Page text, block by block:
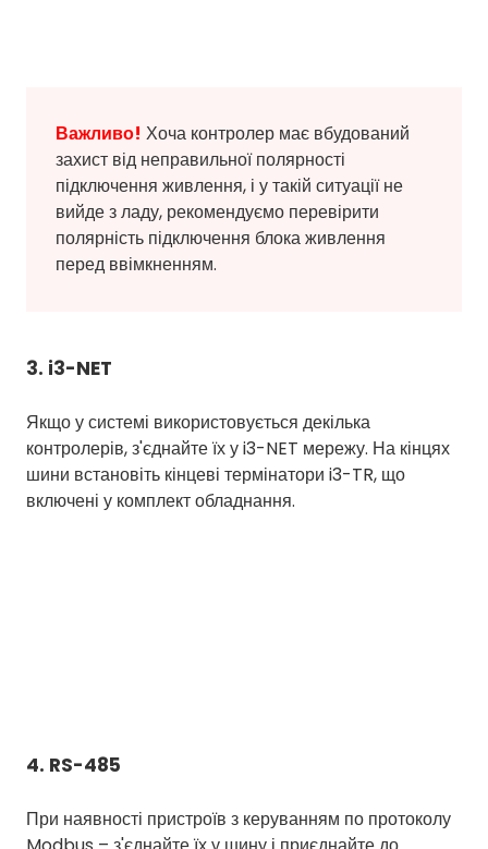
Важливо! Хоча контролер має вбудований
захист від неправильної полярності
підключення живлення, і у такій ситуації не
вийде з ладу, рекомендуємо перевірити
полярність підключення блока живлення
перед ввімкненням.
3. i3-NET
Якщо у системі використовується декілька
контролерів, з'єднайте їх у i3-NET мережу. На кінцях
шини встановіть кінцеві термінатори i3-TR, що
включені у комплект обладнання.
4. RS-485
При наявності пристроїв з керуванням по протоколу